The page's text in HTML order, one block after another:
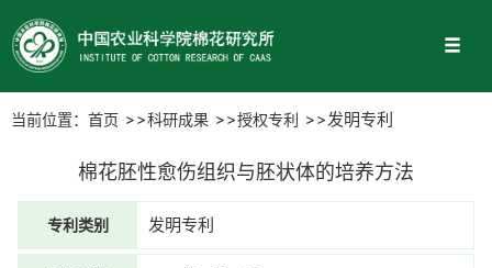
当前位置： 首页 科研成果 授权专利 发明专利
棉花胚性愈伤组织与胚状体的培养方法
专利类别 发明专利